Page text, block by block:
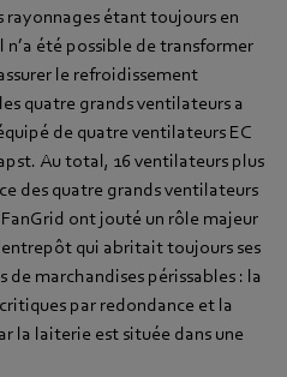
rayonnages étant toujours en
été possible de transformer
le refroidissement
quatre grands ventilateurs a
de quatre ventilateurs EC
Au total, 16 ventilateurs plus
des quatre grands ventilateurs
FanGrid ont jouté un rôle majeur
qui abritait toujours ses
marchandises périssables : la
par redondance et la
la laiterie est située dans une